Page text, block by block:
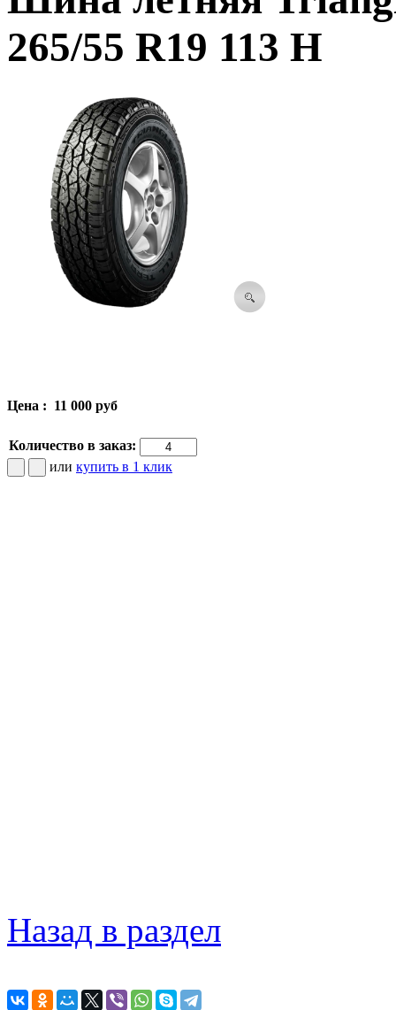
265/55 R19 113 H
Цена : 11 000 руб
Количество в заказ:
или купить в 1 клик
Назад в раздел